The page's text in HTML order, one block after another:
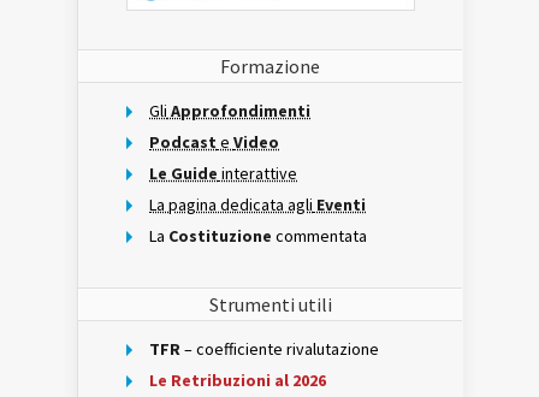
Formazione
Gli Approfondimenti
Podcast e Video
Le Guide interattive
La pagina dedicata agli Eventi
La Costituzione commentata
Strumenti utili
TFR– coefficiente rivalutazione
Le Retribuzioni al 2026